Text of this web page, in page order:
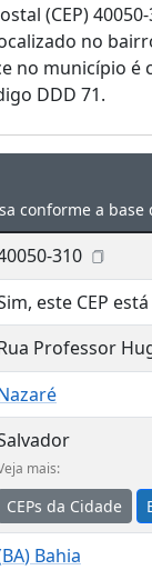
(CEP)
no
no município
DDD 71.
conforme a
310
este CEP
Professor
mais:
CEPs da Cidade
BA) Bahia